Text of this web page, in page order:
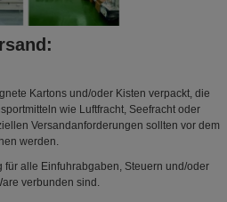
Kartons und/oder Kisten verpackt, die
wie Luftfracht, Seefracht oder
Versandanforderungen sollten vor dem
werden.
für alle Einfuhrabgaben, Steuern und/oder
verbunden sind.